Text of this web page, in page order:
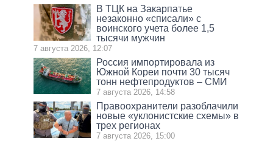
В ТЦК на Закарпатье
незаконно «списали» с
воинского учета более 1,5
тысячи мужчин
7 августа 2026, 12:07
Россия импортировала из
Южной Кореи почти 30 тысяч
тонн нефтепродуктов – СМИ
7 августа 2026, 14:58
Правоохранители разоблачили
новые «уклонистские схемы» в
трех регионах
7 августа 2026, 15:00